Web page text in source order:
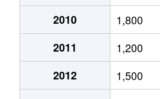
1,100万円
幸ノ町
490万円
幸ノ町
1,600万円
2010
1,800
2011
1,200
2012
1,500